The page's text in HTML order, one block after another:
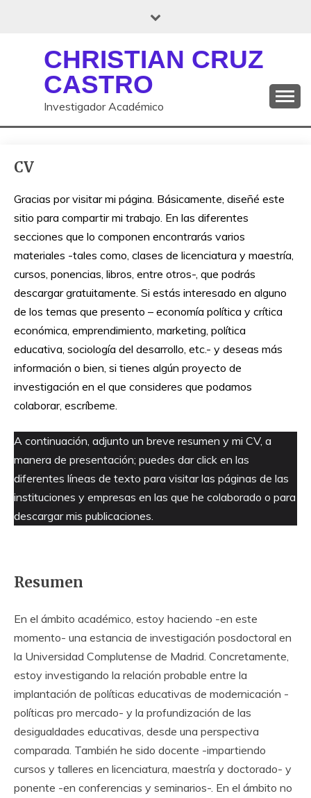
CHRISTIAN CRUZ
CASTRO
Investigador Académico
CV
Gracias por visitar mi página. Básicamente, diseñé este
sitio para compartir mi trabajo. En las diferentes
secciones que lo componen encontrarás varios
materiales -tales como, clases de licenciatura y maestría,
cursos, ponencias, libros, entre otros-, que podrás
descargar gratuitamente. Si estás interesado en alguno
de los temas que presento – economía política y crítica
económica, emprendimiento, marketing, política
educativa, sociología del desarrollo, etc.- y deseas más
información o bien, si tienes algún proyecto de
investigación en el que consideres que podamos
colaborar, escríbeme.
A continuación, adjunto un breve resumen y mi CV, a
manera de presentación; puedes dar click en las
diferentes líneas de texto para visitar las páginas de las
instituciones y empresas en las que he colaborado o para
descargar mis publicaciones.
Resumen
En el ámbito académico, estoy haciendo -en este
momento- una estancia de investigación posdoctoral en
la Universidad Complutense de Madrid. Concretamente,
estoy investigando la relación probable entre la
implantación de políticas educativas de modernicación -
políticas pro mercado- y la profundización de las
desigualdades educativas, desde una perspectiva
comparada. También he sido docente -impartiendo
cursos y talleres en licenciatura, maestría y doctorado- y
ponente -en conferencias y seminarios-. En el ámbito no